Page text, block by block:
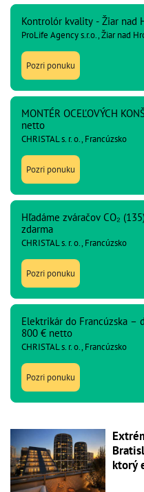
Kontrolór kvality - Žiar nad
ProLife Agency s.r.o., Žiar nad
Pozri ponuku
MONTÉR OCEĽOVÝCH
netto
CHRISTAL s. r. o., Francúzsko
Pozri ponuku
Hľadáme zváračov CO₂
zdarma
CHRISTAL s. r. o., Francúzsko
Pozri ponuku
Elektrikár do Francúzska
800 € netto
CHRISTAL s. r. o., Francúzsko
Pozri ponuku
ktorý